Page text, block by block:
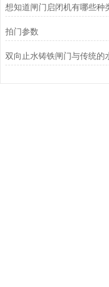
拍门参数